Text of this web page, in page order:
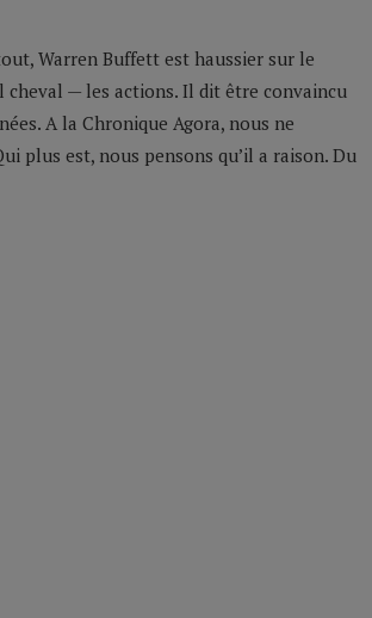
Warren Buffett est haussier sur le
cheval — les actions. Il dit être convaincu
A la Chronique Agora, nous ne
plus est, nous pensons qu’il a raison. Du